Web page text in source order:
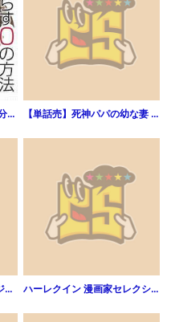
家政婦と暮らす100の方法 分冊版 4 【単話売】死神パパの幼な妻 1話
突撃！美女修行 ヤバイSMジム屋さん 前編 ハーレクイン 漫画家セレクション vol.213